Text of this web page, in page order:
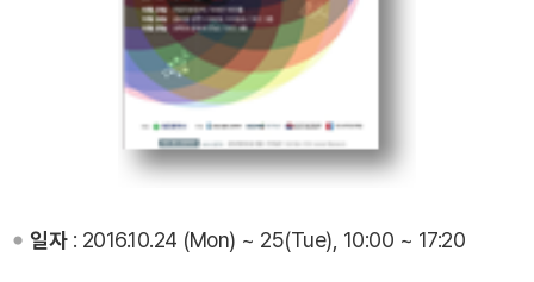
일자: 2016.10.24 (Mon) ~ 25(Tue), 10:00 ~ 17:20